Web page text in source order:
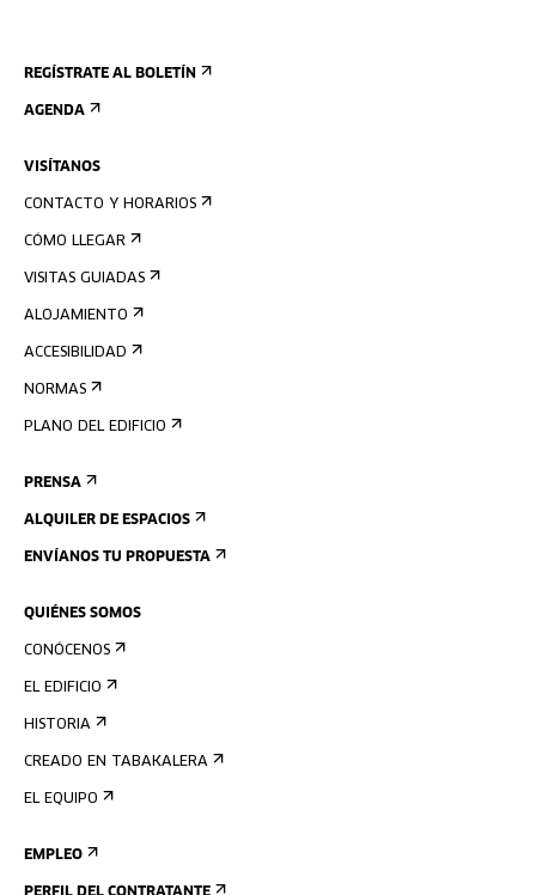
REGÍSTRATE AL BOLETÍN
AGENDA
VISÍTANOS
CONTACTO Y HORARIOS
CÓMO LLEGAR
VISITAS GUIADAS
ALOJAMIENTO
ACCESIBILIDAD
NORMAS
PLANO DEL EDIFICIO
PRENSA
ALQUILER DE ESPACIOS
ENVÍANOS TU PROPUESTA
QUIÉNES SOMOS
CONÓCENOS
EL EDIFICIO
HISTORIA
CREADO EN TABAKALERA
EL EQUIPO
EMPLEO